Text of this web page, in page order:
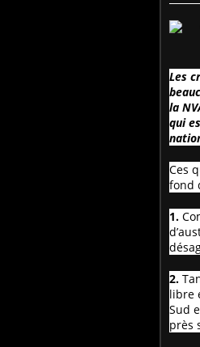
Les
la
qui
Ces
fond
1.
2.
libre
Sud
près